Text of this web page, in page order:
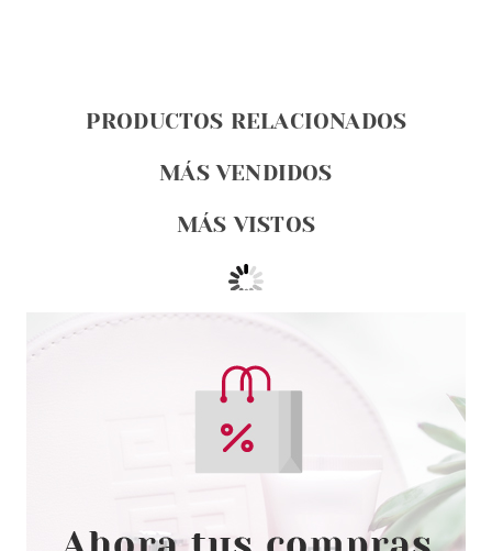
PRODUCTOS RELACIONADOS
MÁS VENDIDOS
MÁS VISTOS
ESSENCE